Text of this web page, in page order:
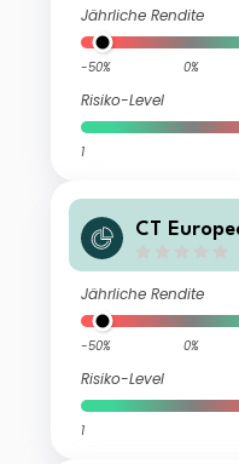
Jährliche Rendite
-50% 0%
Risiko-Level
1
CT
Jährliche Rendite
-50% 0%
Risiko-Level
1